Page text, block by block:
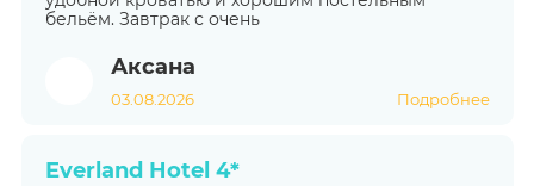
бельём. Завтрак с очень
Аксана
03.08.2026 Подробнее
Everland Hotel 4*